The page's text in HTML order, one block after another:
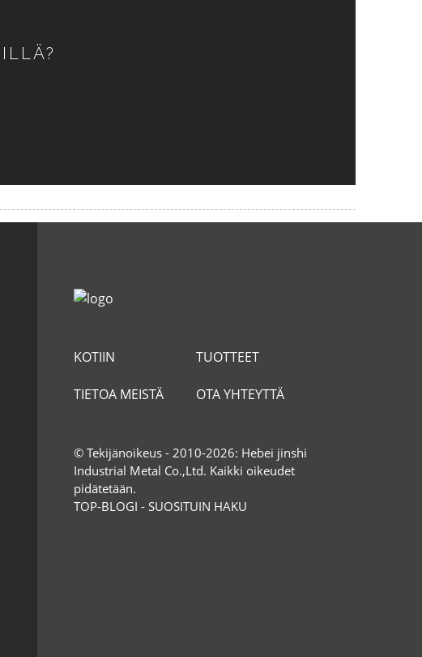
KOTIIN TUOTTEET
TIETOA MEISTÄ OTA YHTEYTTÄ
© Tekijänoikeus - 2010-2026: Hebei jinshi
Industrial Metal Co.,Ltd. Kaikki oikeudet
pidätetään.
TOP-BLOGI - SUOSITUIN HAKU